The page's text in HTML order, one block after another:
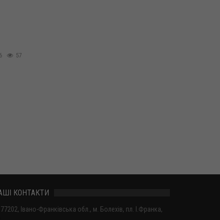
57
КОНТАКТИ
77202, Івано-Франківська обл., м. Болехів, пл. І.Франка,